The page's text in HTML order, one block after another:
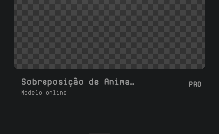
Sobreposição de Animação Personalizada de Apoie-me no Patreon
Modelo online
PRO